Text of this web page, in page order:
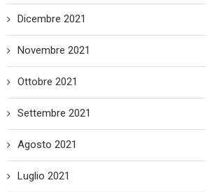
Dicembre 2021
Novembre 2021
Ottobre 2021
Settembre 2021
Agosto 2021
Luglio 2021